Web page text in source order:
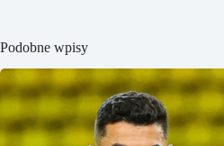
Podobne wpisy